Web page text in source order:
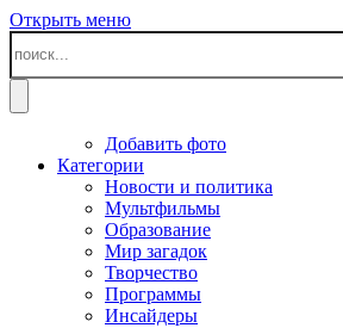
Открыть меню
Добавить фото
Категории
Новости и политика
Мультфильмы
Образование
Мир загадок
Творчество
Программы
Инсайдеры